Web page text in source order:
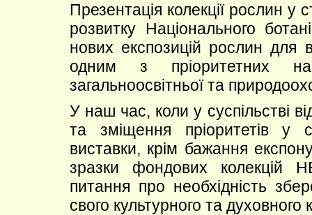
Презентація колекції рослин у
розвитку Національного
нових експозицій рослин для
одним з пріоритетних
загальноосвітньої та
У наш час, коли у суспільстві
та зміщення пріоритетів у
виставки, крім бажання
зразки фондових
питання про необхідність
свого культурного та духовного